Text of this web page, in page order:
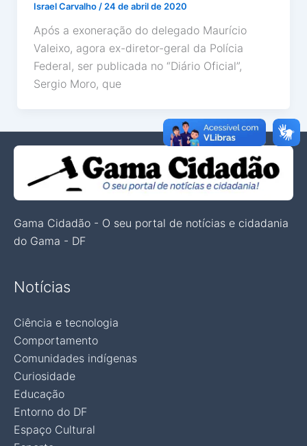
Israel Carvalho / 24 de abril de 2020
Após a exoneração do delegado Maurício
Valeixo, agora ex-diretor-geral da Polícia
Federal, ser publicada no “Diário Oficial”,
Sergio Moro, que
Gama Cidadão - O seu portal de notícias e cidadania
do Gama - DF
Notícias
Ciência e tecnologia
Comportamento
Comunidades indígenas
Curiosidade
Educação
Entorno do DF
Espaço Cultural